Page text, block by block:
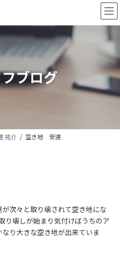
ブログ
祐介 空き地 安達
次々と取り壊されて空き地にな
り壊しが始まり気付けばうちのア
り大きな空き地が出来ていま